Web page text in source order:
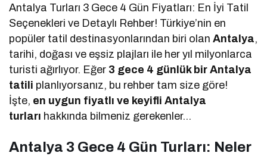
Antalya Turları 3 Gece 4 Gün Fiyatları: En İyi Tatil
Seçenekleri ve Detaylı Rehber! Türkiye’nin en
popüler tatil destinasyonlarından biri olanAntalya,
tarihi, doğası ve eşsiz plajları ile her yıl milyonlarca
turisti ağırlıyor. Eğer 3 gece 4 günlük bir Antalya
tatili planlıyorsanız, bu rehber tam size göre!
İşte, en uygun fiyatlı ve keyifli Antalya
turları hakkında bilmeniz gerekenler…
Antalya 3 Gece 4 Gün Turları: Neler